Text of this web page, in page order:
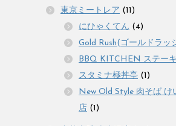
東京ミートレア (11)
にひゃくてん (4)
Gold Rush(ゴールドラッ
BBQ KITCHEN ステー
スタミナ極丼亭 (1)
New Old Style 肉そば け
店 (1)